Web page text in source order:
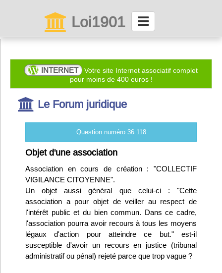
Loi1901
Connexion
Abonnez-vous à LettrAsso
Menu général
ServiceAsso
Partager
VieAsso
Infos
Divers
INTERNET
Votre site Internet associatif complet
pour moins de 400 euros !
Le Forum juridique
Question numéro 36 118
Objet d'une association
Association en cours de création : "COLLECTIF
VIGILANCE CITOYENNE".
Un objet aussi général que celui-ci : "Cette
association a pour objet de veiller au respect de
l'intérêt public et du bien commun. Dans ce cadre,
l'association pourra avoir recours à tous les moyens
légaux d'action pour atteindre ce but." est-il
susceptible d'avoir un recours en justice (tribunal
administratif ou pénal) rejeté parce que trop vague ?